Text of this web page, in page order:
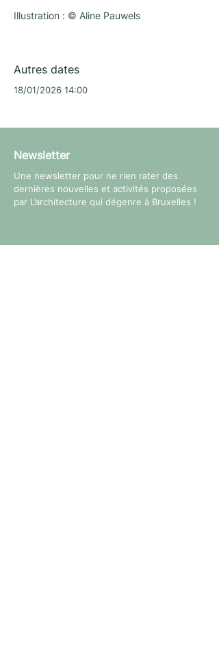
Illustration : © Aline Pauwels
Autres dates
18/01/2026 14:00
Newsletter
Une newsletter pour ne rien rater des
dernières nouvelles et activités proposées
par L’architecture qui dégenre à Bruxelles !